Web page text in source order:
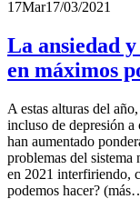
17Mar17/03/2021
La ansiedad
en máximos
A estas alturas del
incluso de depresión
han aumentado
problemas del sistema
en 2021 interfiriendo,
podemos hacer?